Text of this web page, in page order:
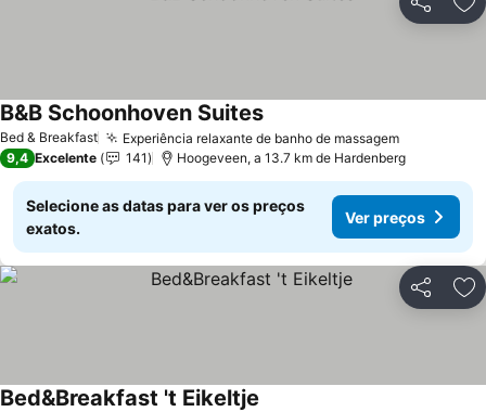
Partilhar
Bed & Breakfast Experiência relaxante de banho de massagem
B&B Schoonhoven Suites
9,4 Excelente 141 Hoogeveen, a 13.7 km de Hardenberg
Selecione as datas para ver os preços
exatos.
Ver preços
Partilhar
Bed&Breakfast 't Eikeltje